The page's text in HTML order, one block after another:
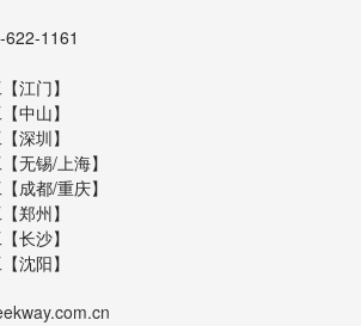
1161
江门】
中山】
深圳】
无锡/上海】
成都/重庆】
郑州】
长沙】
沈阳】